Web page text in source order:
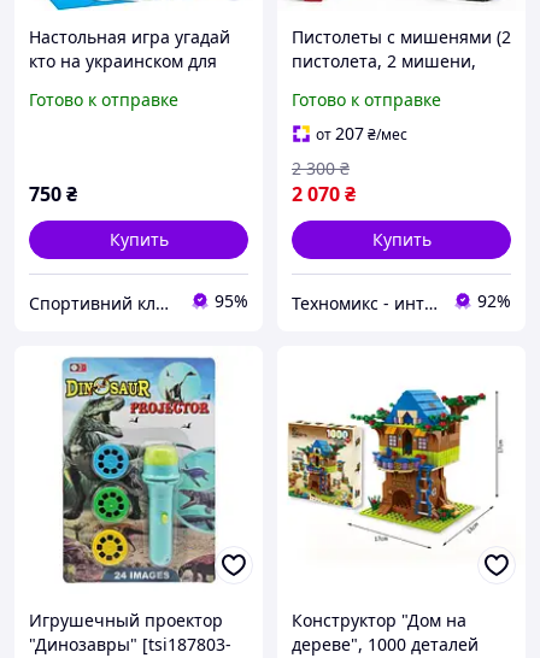
Настольная игра угадай
кто на украинском для
угадай кто 2 игрока 6+
Готово к отправке
750₴
Купить
Спортивний клуб VELIKAN 95%
Пистолеты с мишенями (2
пистолета, 2 мишени,
вибрация)
Готово к отправке
от207₴/мес
2 070₴
2 300 ₴
Купить
Техномикс - интернет - магазин качественной техники, электроники и других товаров для дома и работы 92%
Игрушечный проектор
"Динозавры" [tsi187803-
Конструктор "Дом на
дереве", 1000 деталей